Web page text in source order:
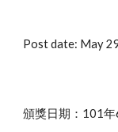
Post date: May
頒獎日期：101